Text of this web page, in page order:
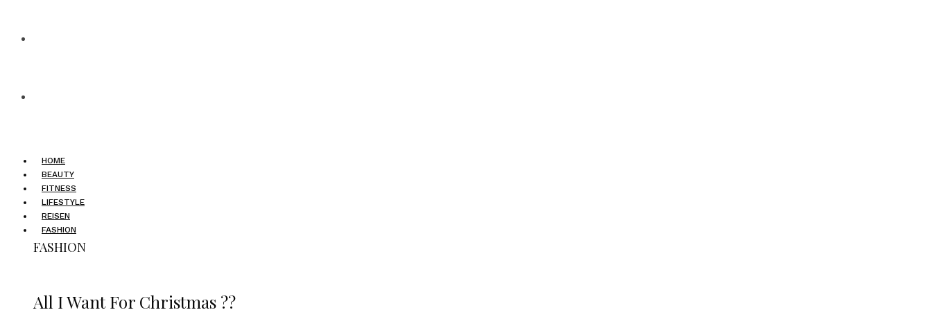
HOME
BEAUTY
FITNESS
LIFESTYLE
REISEN
FASHION
FASHION
All I Want For Christmas ??